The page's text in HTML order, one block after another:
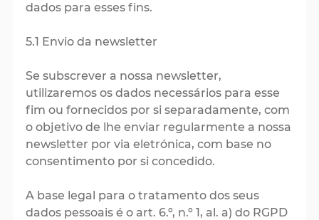
dados para esses fins.
5.1 Envio da newsletter
Se subscrever a nossa newsletter,
utilizaremos os dados necessários para esse
fim ou fornecidos por si separadamente, com
o objetivo de lhe enviar regularmente a nossa
newsletter por via eletrónica, com base no
consentimento por si concedido.
A base legal para o tratamento dos seus
dados pessoais é o art. 6.º, n.º 1, al. a) do RGPD